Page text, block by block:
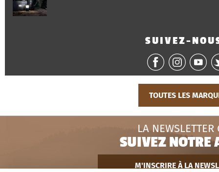
SUIVEZ-
TOUTES LES
LA NEWSLETTER
SUIVEZ NOTRE
M'INSCRIRE À LA